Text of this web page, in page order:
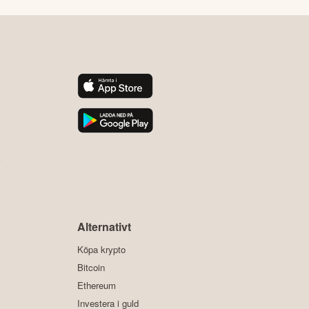
Alternativt
Köpa krypto
Bitcoin
Ethereum
Investera i guld